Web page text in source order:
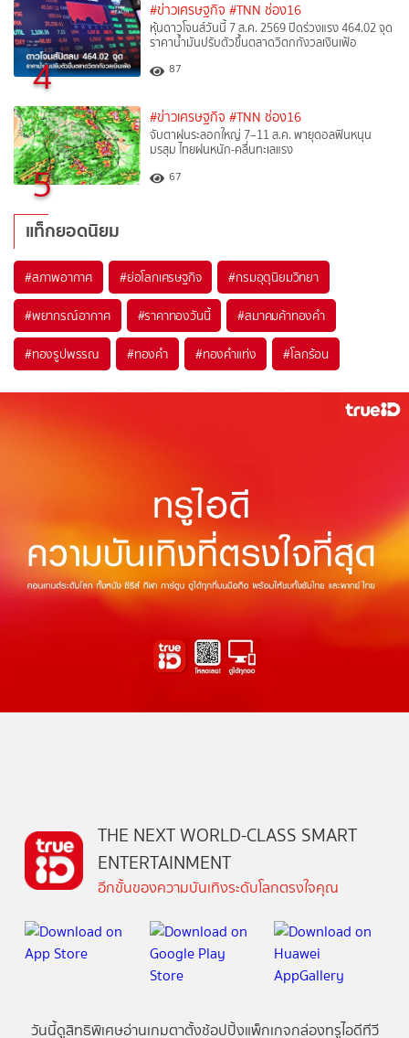
4
#ข่าวเศรษฐกิจ #TNN ช่อง16
หุ้นดาวโจนส์วันนี้ 7 ส.ค. 2569 ปิดร่วงแรง 464.02 จุด
ราคาน้ำมันปรับตัวขึ้นตลาดวิตกกังวลเงินเฟ้อ
87
5
#ข่าวเศรษฐกิจ #TNN ช่อง16
จับตาฝนระลอกใหญ่ 7–11 ส.ค. พายุดอลฟินหนุน
มรสุม ไทยฝนหนัก-คลื่นทะเลแรง
67
แท็กยอดนิยม
#สภาพอากาศ #ย่อโลกเศรษฐกิจ #กรมอุตุนิยมวิทยา
#พยากรณ์อากาศ #ราคาทองวันนี้ #สมาคมค้าทองคำ
#ทองรูปพรรณ #ทองคำ #ทองคำแท่ง #โลกร้อน
THE NEXT WORLD-CLASS SMART
ENTERTAINMENT
อีกขั้นของความบันเทิงระดับโลกตรงใจคุณ
วันนี้ดูสิทธิพิเศษอ่านเกมตาตั้งช้อปปิ้งแพ็กเกจกล่องทรูไอดีทีวี